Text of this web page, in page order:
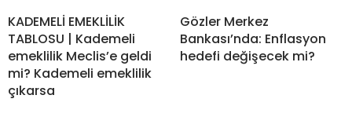
KADEMELİ EMEKLİLİK
TABLOSU | Kademeli
emeklilik Meclis’e geldi
mi? Kademeli emeklilik
çıkarsa
Gözler Merkez
Bankası’nda: Enflasyon
hedefi değişecek mi?